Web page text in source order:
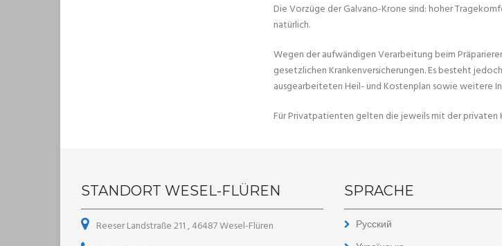
Die Vorzüge der Galvano-Krone sind: hoher
natürlich.
Wegen der aufwändigen Verarbeitung beim
gesetzlichen Krankenversicherungen. Es besteht
ausgearbeiteten Heil- und Kostenplan sowie weitere
Für Privatpatienten gelten die jeweils mit der privaten
STANDORT WESEL-FLÜREN
Reeser Landstraße 211 , 46487 Wesel-Flüren
SPRACHE
Русский